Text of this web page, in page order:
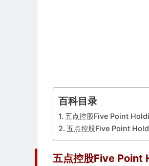
百科目录
五点控股Five Point
五点控股Five Point
五点控股Five Point